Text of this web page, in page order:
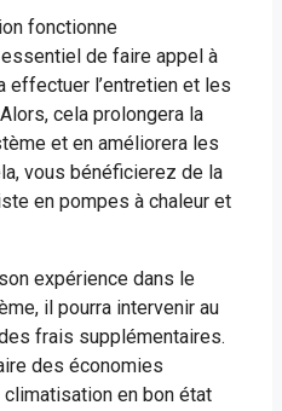
fonctionne
de faire appel à
effectuer l’entretien et les
cela prolongera la
et en améliorera les
vous bénéficierez de la
en pompes à chaleur et
expérience dans le
il pourra intervenir au
frais supplémentaires.
des économies
climatisation en bon état